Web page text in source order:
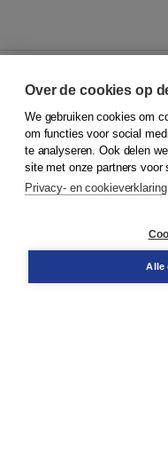
© 2026Koninklijke Boom
Klantenservice
Service & informatie
Contact
Over de cookies op
We gebruiken cookies om
om functies voor social
te analyseren. Ook delen
site met onze partners voor
Privacy- en cookieverklaring
Alle